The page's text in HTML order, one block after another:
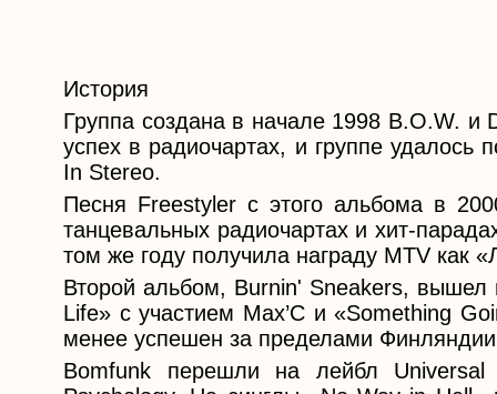
История
Группа создана в начале 1998 B.O.W.
успех в радиочартах, и группе удалось
In Stereo.
Песня Freestyler с этого альбома в
танцевальных радиочартах и хит-
том же году получила награду MTV как
Второй альбом, Burnin' Sneakers, вышел
Life» с участием Max’C и «Something
менее успешен за пределами
Bomfunk перешли на лейбл